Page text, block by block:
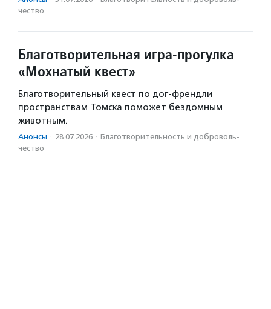
чест­во
Благотворительная игра-прогулка
«Мохнатый квест»
Благотворительный квест по дог-френдли
пространствам Томска поможет бездомным
животным.
Анонсы · 28.07.2026 · Благотвори­тель­ность и доброволь­
чест­во